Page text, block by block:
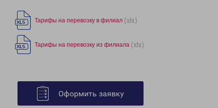
Тарифы на перевозку в филиал (xls)
Тарифы на перевозку из филиала (xls)
Оформить заявку